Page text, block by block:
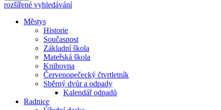
rozšířené vyhledávání
Městys
Historie
Současnost
Základní škola
Mateřská škola
Knihovna
Červenopečecký čtvrtletník
Sběrný dvůr a odpady
Kalendář odpadů
Radnice